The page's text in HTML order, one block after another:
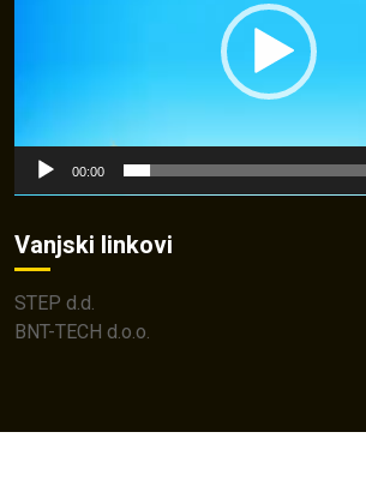
00:00
Vanjski linkovi
STEP d.d.
BNT-TECH d.o.o.